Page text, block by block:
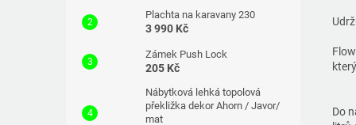
Plachta na karavany 230
3 990 Kč
Zámek Push Lock
205 Kč
Nábytková lehká topolová
překližka dekor Ahorn / Javor/
mat
Do